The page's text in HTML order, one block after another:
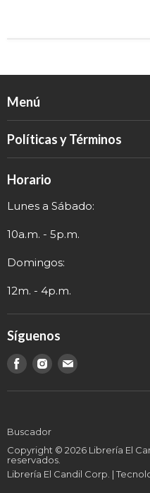
Menú
Eventos
Políticas y Términos
Política de Privacidad
Términos y Envío
Información de Contacto
Horario
Lunes a Sábado:
10a.m. - 5p.m.
Domingos:
12m. - 4p.m.
Síguenos
Encuéntranos
Encuéntranos
Encuéntranos
Buscador
Copyright © 2026 Librería El
reservados.
Librería El Candil Corp. |